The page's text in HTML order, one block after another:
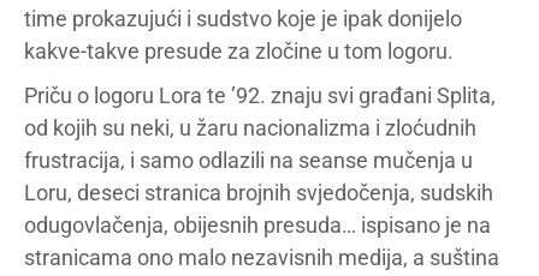
time prokazujući i sudstvo koje je ipak donijelo
kakve-takve presude za zločine u tom logoru.
Priču o logoru Lora te ’92. znaju svi građani Splita,
od kojih su neki, u žaru nacionalizma i zloćudnih
frustracija, i samo odlazili na seanse mučenja u
Loru, deseci stranica brojnih svjedočenja, sudskih
odugovlačenja, obijesnih presuda… ispisano je na
stranicama ono malo nezavisnih medija, a suština